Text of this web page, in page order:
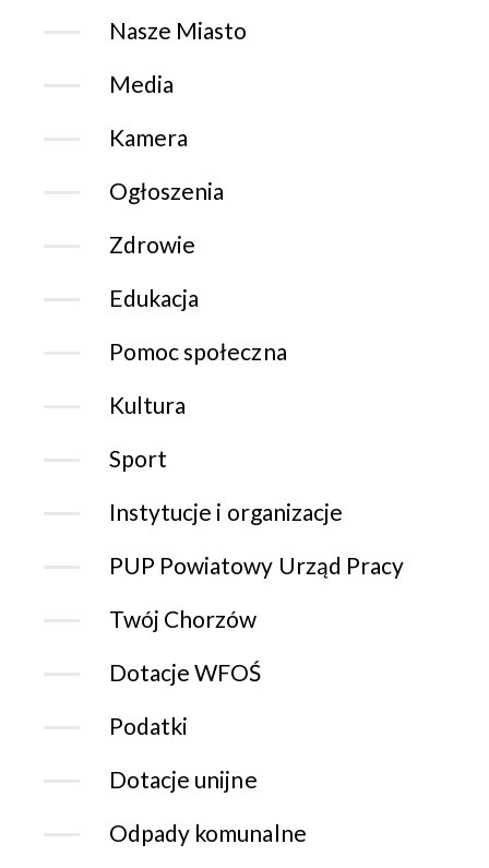
Nasze Miasto
Media
Kamera
Ogłoszenia
Zdrowie
Edukacja
Pomoc społeczna
Kultura
Sport
Instytucje i organizacje
PUP Powiatowy Urząd Pracy
Twój Chorzów
Dotacje WFOŚ
Podatki
Dotacje unijne
Odpady komunalne